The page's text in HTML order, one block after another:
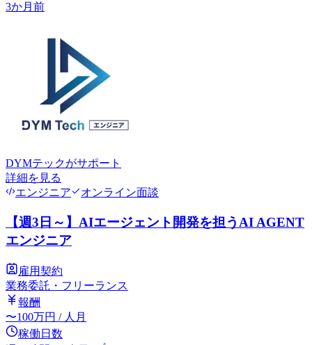
3か月前
DYMテックがサポート
詳細を見る
エンジニア
オンライン面談
【週3日～】AIエージェント開発を担うAI AGENT
エンジニア
雇用契約
業務委託・フリーランス
報酬
〜100万円 / 人月
稼働日数